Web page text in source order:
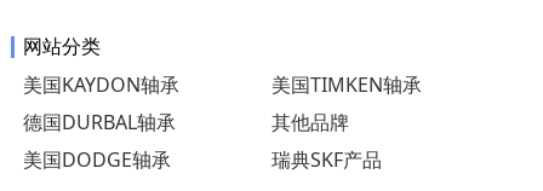
网站分类
美国KAYDON轴承
美国TIMKEN轴承
德国DURBAL轴承
其他品牌
美国DODGE轴承
瑞典SKF产品